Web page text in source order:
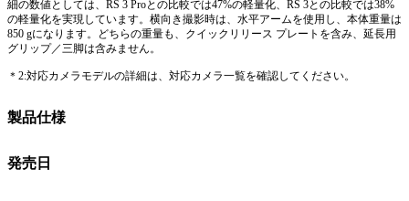
細の数値としては、RS 3 Proとの比較では47%の軽量化、RS 3との比較では38%
の軽量化を実現しています。横向き撮影時は、水平アームを使用し、本体重量は
850 gになります。どちらの重量も、クイックリリース プレートを含み、延長用
グリップ／三脚は含みません。
＊2:対応カメラモデルの詳細は、対応カメラ一覧を確認してください。
製品仕様
発売日